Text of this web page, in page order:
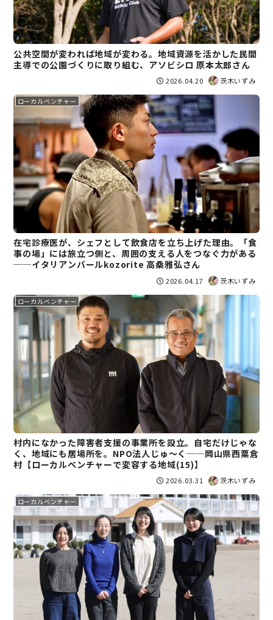
公共空間が変われば地域が変わる。地域資源を活かした民間
主導での公園づくりに取り組む、アソビシロ 原本太郎さん
2026.04.20 茨木いずみ
ローカルベンチャー
在宅診療医が、シェフとして飲食店を立ち上げた理由。「食
事の場」には旅立つ側と、周囲の支える人をつなぐ力がある
──イタリアンバールkozorite 高桑雅弘さん
2026.04.17 茨木いずみ
ローカルベンチャー
村内になかった障害者支援の事業所を設立。自宅だけじゃな
く、地域にも居場所を。NPO法人じゅ～く──岡山県西粟倉
村【ローカルベンチャーで変容する地域(15)】
2026.03.31 茨木いずみ
ローカルベンチャー